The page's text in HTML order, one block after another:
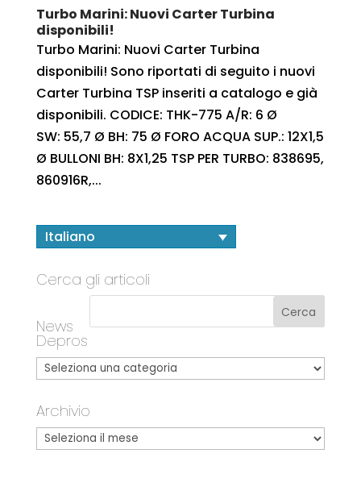
Turbo Marini: Nuovi Carter Turbina
disponibili!
Turbo Marini: Nuovi Carter Turbina
disponibili! Sono riportati di seguito i nuovi
Carter Turbina TSP inseriti a catalogo e già
disponibili. CODICE: THK-775 A/R: 6 Ø
SW: 55,7 Ø BH: 75 Ø FORO ACQUA SUP.: 12X1,5
Ø BULLONI BH: 8X1,25 TSP PER TURBO: 838695,
860916R,...
Italiano
Cerca gli articoli
News
Depros
Archivio